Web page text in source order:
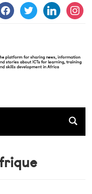
twitter linkedin